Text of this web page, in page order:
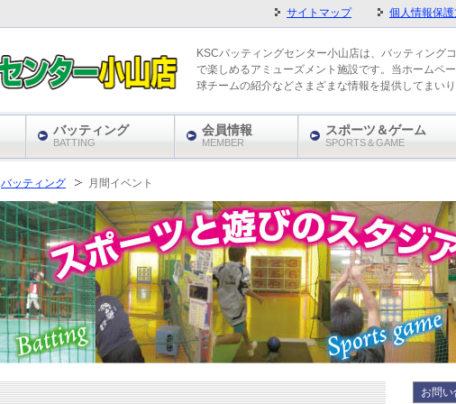
バッティング 月間イベント
お問い
サイトマップ 個人情報保
KSCバッティングセンター小山店は、バッティング
で楽しめるアミューズメント施設です。当ホームペ
球チームの紹介などさまざまな情報を提供してまいり
バッティング
BATTING
会員情報
MEMBER
スポーツ＆ゲーム
SPORTS＆GAME